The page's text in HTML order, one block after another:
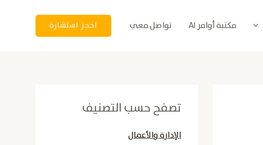
مكتبة أوامر AI تواصل معي احجز استشارة
تصفح حسب التصنيف
الإدارة والأعمال